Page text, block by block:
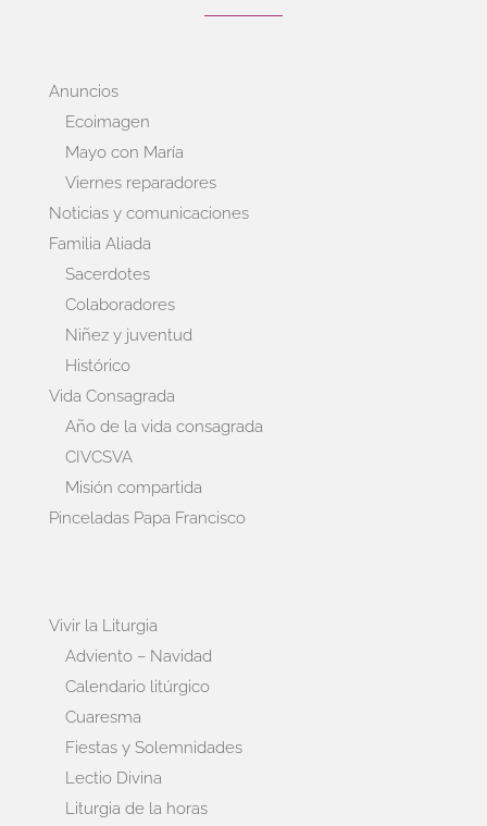
Anuncios
Ecoimagen
Mayo con María
Viernes reparadores
Noticias y comunicaciones
Familia Aliada
Sacerdotes
Colaboradores
Niñez y juventud
Histórico
Vida Consagrada
Año de la vida consagrada
CIVCSVA
Misión compartida
Pinceladas Papa Francisco
Vivir la Liturgia
Adviento – Navidad
Calendario litúrgico
Cuaresma
Fiestas y Solemnidades
Lectio Divina
Liturgia de la horas